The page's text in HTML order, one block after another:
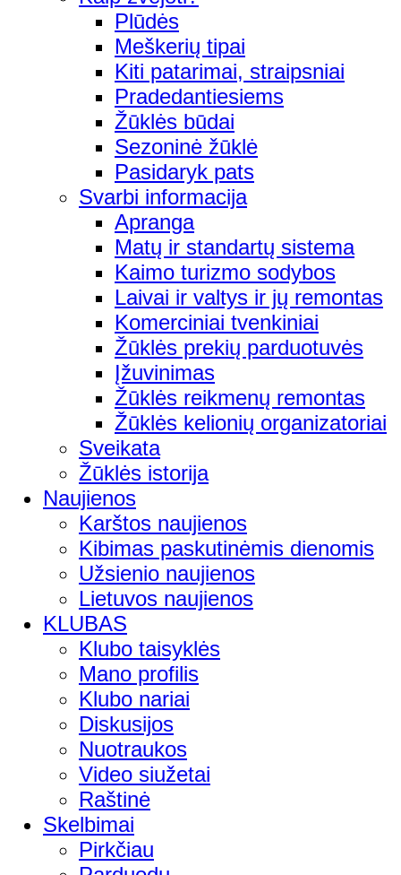
Plūdės
Meškerių tipai
Kiti patarimai, straipsniai
Pradedantiesiems
Žūklės būdai
Sezoninė žūklė
Pasidaryk pats
Svarbi informacija
Apranga
Matų ir standartų sistema
Kaimo turizmo sodybos
Laivai ir valtys ir jų remontas
Komerciniai tvenkiniai
Žūklės prekių parduotuvės
Įžuvinimas
Žūklės reikmenų remontas
Žūklės kelionių organizatoriai
Sveikata
Žūklės istorija
Naujienos
Karštos naujienos
Kibimas paskutinėmis dienomis
Užsienio naujienos
Lietuvos naujienos
KLUBAS
Klubo taisyklės
Mano profilis
Klubo nariai
Diskusijos
Nuotraukos
Video siužetai
Raštinė
Skelbimai
Pirkčiau